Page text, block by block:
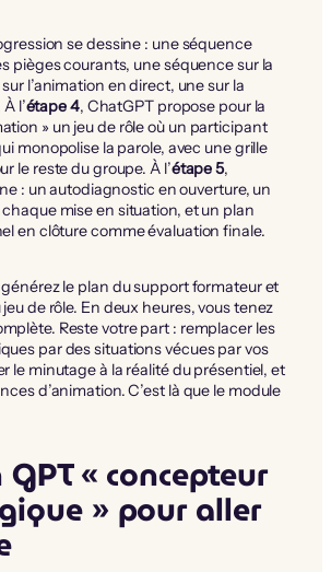
se dessine : une séquence
pièges courants, une séquence sur la
l’animation en direct, une sur la
l’étape 4, ChatGPT propose pour la
» un jeu de rôle où un participant
monopolise la parole, avec une grille
le reste du groupe. À l’étape 5,
: un autodiagnostic en ouverture, un
mise en situation, et un plan
en clôture comme évaluation finale.
générez le plan du support formateur et
de rôle. En deux heures, vous tenez
Reste votre part : remplacer les
par des situations vécues par vos
le minutage à la réalité du présentiel, et
d’animation. C’est là que le module
GPT « concepteur
» pour aller